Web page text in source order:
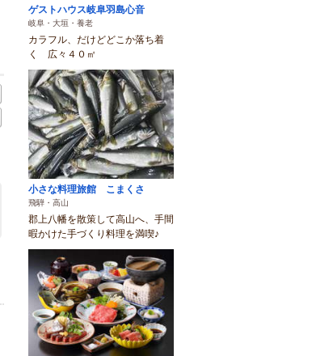
ゲストハウス岐阜羽島心音
岐阜・大垣・養老
カラフル、だけどどこか落ち着
く 広々４０㎡
小さな料理旅館 こまくさ
飛騨・高山
郡上八幡を散策して高山へ、手間
暇かけた手づくり料理を満喫♪